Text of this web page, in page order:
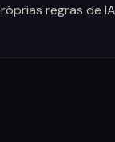
regras de